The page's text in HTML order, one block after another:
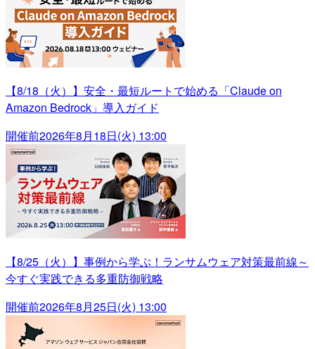
【8/18（火）】安全・最短ルートで始める「Claude on
Amazon Bedrock」導入ガイド
開催前2026年8月18日(火) 13:00
【8/25（火）】事例から学ぶ！ランサムウェア対策最前線～
今すぐ実践できる多重防御戦略
開催前2026年8月25日(火) 13:00